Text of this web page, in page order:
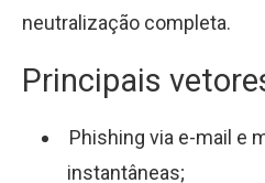
neutralização completa.
Principais
Phishing via e-mail e
instantâneas;